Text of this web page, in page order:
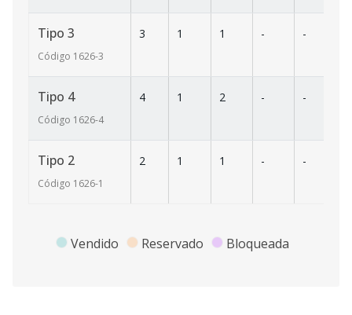
Tipo 3
Código 1626-3
3 1 1 - -
Tipo 4
Código 1626-4
4 1 2 - -
Tipo 2
Código 1626-1
2 1 1 - -
Vendido Reservado Bloqueada